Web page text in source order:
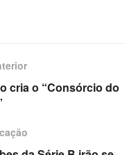
cria o “Consórcio do